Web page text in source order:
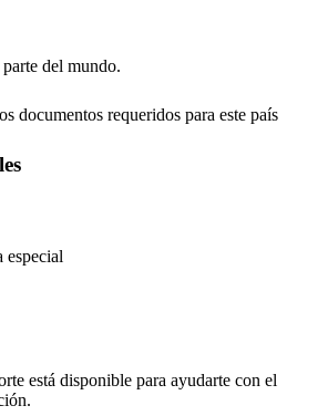
del mundo.
documentos requeridos para este país
especial
está disponible para ayudarte con el